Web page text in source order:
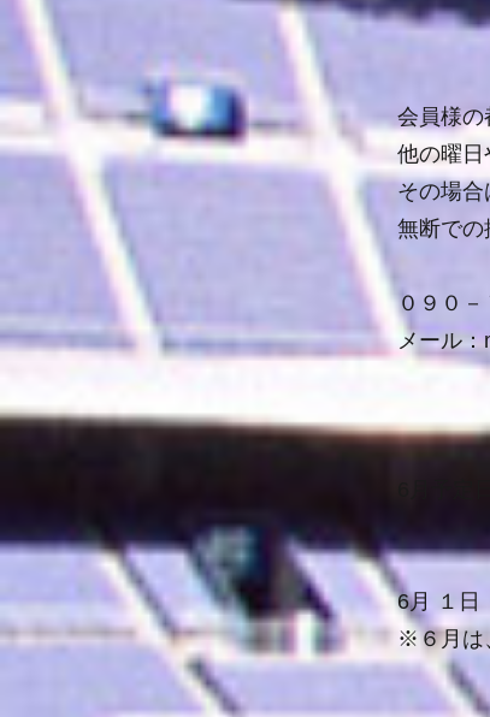
会員様の
他の曜日
その場合
無断での
０９０－
メール：
6月 １ 日
※６月は